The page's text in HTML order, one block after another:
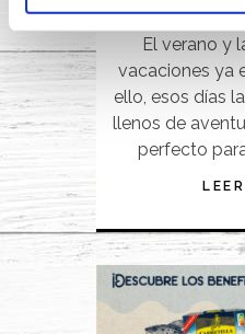
MAR CON
El verano y
vacaciones ya
ello, esos días
llenos de
perfecto